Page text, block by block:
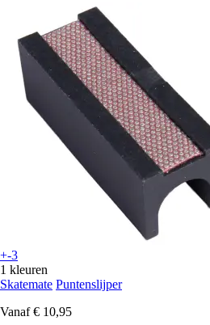
+-3
1 kleuren
Skatemate Puntenslijper
Vanaf € 10,95